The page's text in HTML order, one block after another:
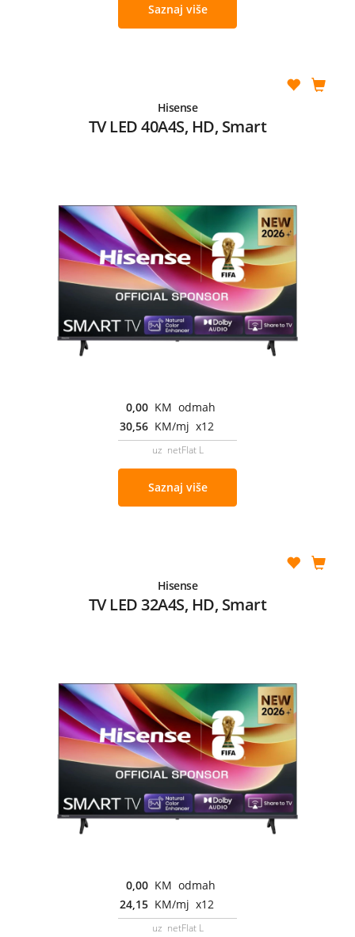
Saznaj više
Hisense
TV LED 40A4S, HD, Smart
0,00 KM odmah
30,56 KM/mj x12
uz netFlat L
Saznaj više
Hisense
TV LED 32A4S, HD, Smart
0,00 KM odmah
24,15 KM/mj x12
uz netFlat L